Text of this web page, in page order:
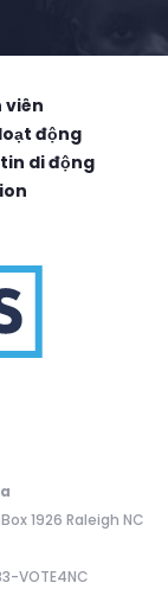
viên
động
di động
1926 Raleigh NC
VOTE4NC